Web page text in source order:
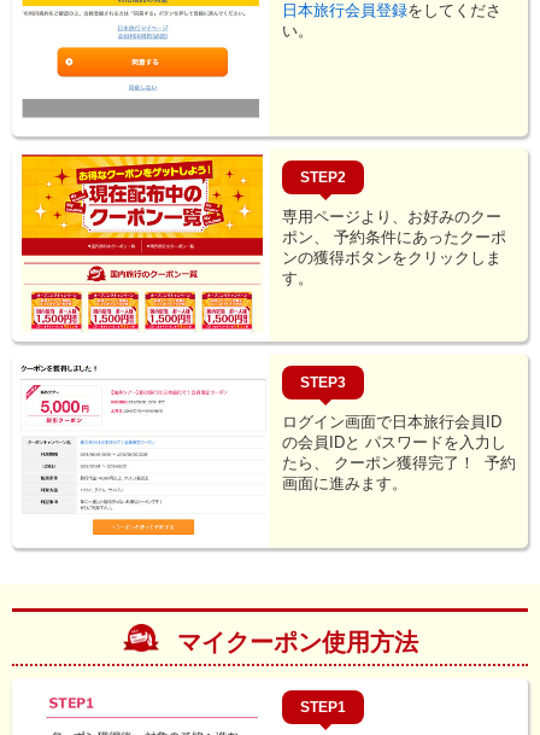
日本旅行会員登録をしてくださ
い。
STEP2
専用ページより、お好みのクー
ポン、
予約条件にあったクーポ
ンの獲得ボタンをクリックしま
す。
STEP3
ログイン画面で日本旅行会員ID
の会員IDと パスワードを入力し
たら、 クーポン獲得完了！
予約
画面に進みます。
マイクーポン使用方法
STEP1